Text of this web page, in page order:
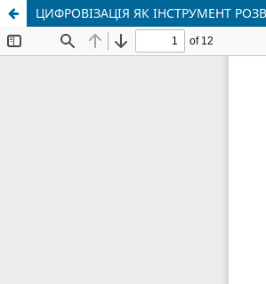
ЦИФРОВІЗАЦІЯ ЯК ІНСТРУМЕНТ